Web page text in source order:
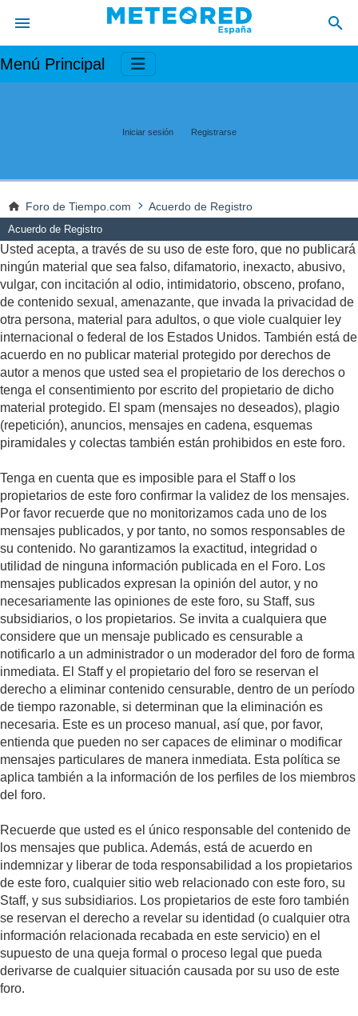
Menú Principal
Iniciar sesión Registrarse
Foro de Tiempo.com Acuerdo de Registro
Acuerdo de Registro
Usted acepta, a través de su uso de este foro, que no publicará
ningún material que sea falso, difamatorio, inexacto, abusivo,
vulgar, con incitación al odio, intimidatorio, obsceno, profano,
de contenido sexual, amenazante, que invada la privacidad de
otra persona, material para adultos, o que viole cualquier ley
internacional o federal de los Estados Unidos. También está de
acuerdo en no publicar material protegido por derechos de
autor a menos que usted sea el propietario de los derechos o
tenga el consentimiento por escrito del propietario de dicho
material protegido. El spam (mensajes no deseados), plagio
(repetición), anuncios, mensajes en cadena, esquemas
piramidales y colectas también están prohibidos en este foro.
Tenga en cuenta que es imposible para el Staff o los
propietarios de este foro confirmar la validez de los mensajes.
Por favor recuerde que no monitorizamos cada uno de los
mensajes publicados, y por tanto, no somos responsables de
su contenido. No garantizamos la exactitud, integridad o
utilidad de ninguna información publicada en el Foro. Los
mensajes publicados expresan la opinión del autor, y no
necesariamente las opiniones de este foro, su Staff, sus
subsidiarios, o los propietarios. Se invita a cualquiera que
considere que un mensaje publicado es censurable a
notificarlo a un administrador o un moderador del foro de forma
inmediata. El Staff y el propietario del foro se reservan el
derecho a eliminar contenido censurable, dentro de un período
de tiempo razonable, si determinan que la eliminación es
necesaria. Este es un proceso manual, así que, por favor,
entienda que pueden no ser capaces de eliminar o modificar
mensajes particulares de manera inmediata. Esta política se
aplica también a la información de los perfiles de los miembros
del foro.
Recuerde que usted es el único responsable del contenido de
los mensajes que publica. Además, está de acuerdo en
indemnizar y liberar de toda responsabilidad a los propietarios
de este foro, cualquier sitio web relacionado con este foro, su
Staff, y sus subsidiarios. Los propietarios de este foro también
se reservan el derecho a revelar su identidad (o cualquier otra
información relacionada recabada en este servicio) en el
supuesto de una queja formal o proceso legal que pueda
derivarse de cualquier situación causada por su uso de este
foro.